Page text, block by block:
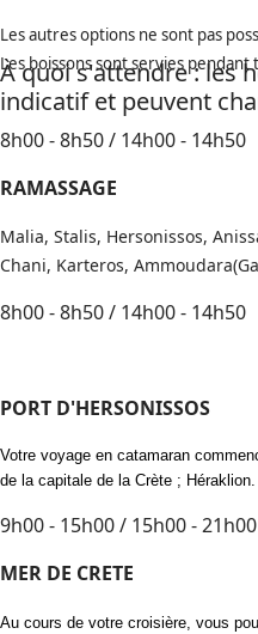
Les autres options ne sont pas
Les boissons sont servies
À quoi s'attendre : les
indicatif et peuvent
8h00 - 8h50 / 14h00 - 14h50
RAMASSAGE
Malia, Stalis, Hersonissos,
Chani, Karteros,
8h00 - 8h50 / 14h00 - 14h50
PORT D'HERSONISSOS
Votre voyage en catamaran
de la capitale de la Crète ; Héraklion.
9h00 - 15h00 / 15h00 - 21h00
MER DE CRETE
Au cours de votre croisière, vous